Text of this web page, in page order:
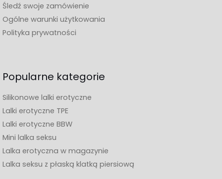
Śledź swoje zamówienie
Ogólne warunki użytkowania
Polityka prywatności
Popularne kategorie
Silikonowe lalki erotyczne
Lalki erotyczne TPE
Lalki erotyczne BBW
Mini lalka seksu
Lalka erotyczna w magazynie
Lalka seksu z płaską klatką piersiową